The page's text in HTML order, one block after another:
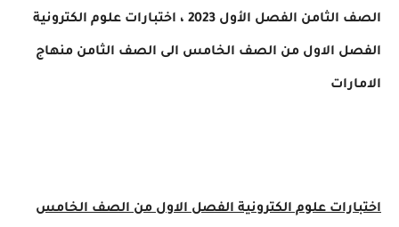
الصف الثامن الفصل الأول 2023 ، اختبارات علوم الكترونية
الفصل الاول من الصف الخامس الى الصف الثامن منهاج
الامارات
اختبارات علوم الكترونية الفصل الاول من الصف الخامس